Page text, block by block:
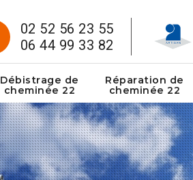
02 52 56 23 55
06 44 99 33 82
Débistrage de
cheminée 22
Réparation de
cheminée 22